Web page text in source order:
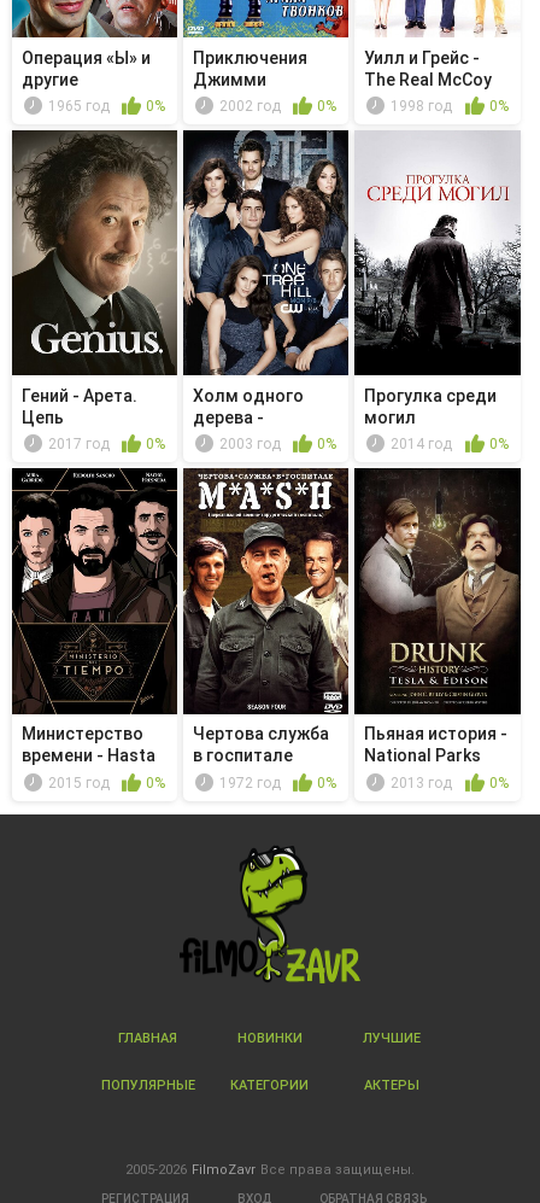
Операция «Ы» и
другие
приключения
1965 год 0%
Приключения
Джимми
Нейтрона,
2002 год 0%
Уилл и Грейс -
The Real McCoy
1998 год 0%
Гений - Арета.
Цепь
одураченных
2017 год 0%
Холм одного
дерева -
Будущее нас
2003 год 0%
Прогулка среди
могил
2014 год 0%
Министерство
времени - Hasta
que el t...
2015 год 0%
Чертова служба
в гoспитале
M*A*S*H - ...
1972 год 0%
Пьяная история -
National Parks
2013 год 0%
ГЛАВНАЯ НОВИНКИ ЛУЧШИЕ
ПОПУЛЯРНЫЕ КАТЕГОРИИ АКТЕРЫ
2005-2026 FilmoZavr Все права защищены.
РЕГИСТРАЦИЯ ВХОД ОБРАТНАЯ СВЯЗЬ